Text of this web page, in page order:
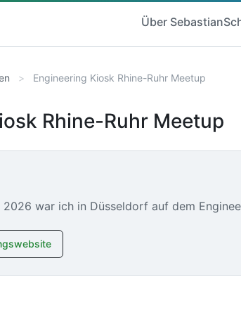
Über Sebastian
Engineering Kiosk Rhine-Ruhr Meetup
Rhine-Ruhr Meetup
2026 war ich in Düsseldorf auf dem